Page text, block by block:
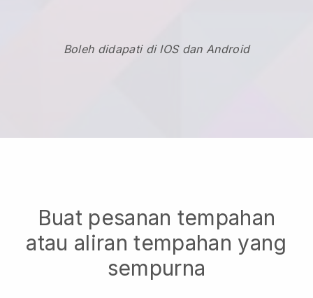
Boleh didapati di IOS dan Android
Buat pesanan tempahan
atau aliran tempahan yang
sempurna